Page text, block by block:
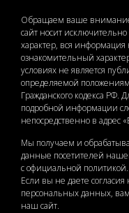
Обращаем ваше
сайт носит
характер, вся информация
ознакомительный
условиях не является
определяемой
Гражданского кодекса РФ.
подробной информации
непосредственно в адрес
Мы получаем и
данные посетителей
с официальной политикой.
Если вы не даете согласия
персональных данных,
наш сайт.